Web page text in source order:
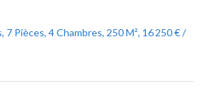
7 Pièces, 4 Chambres, 250 M², 16 250 € /